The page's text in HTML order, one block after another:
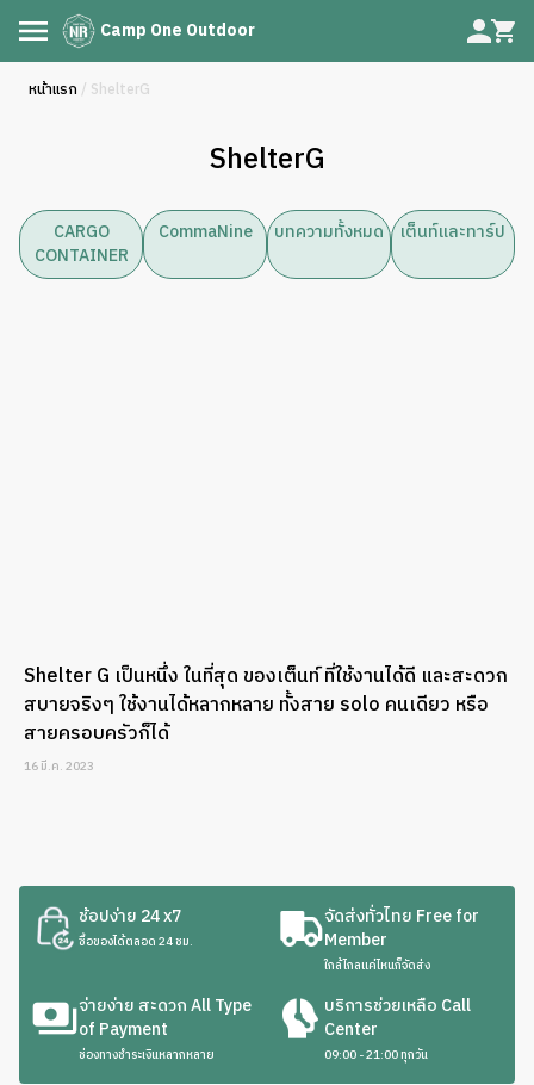
Camp One Outdoor
หน้าแรก / ShelterG
ShelterG
CARGO
CONTAINER
CommaNine บทความทั้งหมด เต็นท์และทาร์ป
Shelter G เป็นหนึ่ง ในที่สุด ของเต็นท์ ที่ใช้งานได้ดี และสะดวก
สบายจริงๆ ใช้งานได้หลากหลาย ทั้งสาย solo คนเดียว หรือ
สายครอบครัวก็ได้
16 มี.ค. 2023
ช้อปง่าย 24 x7
ซื้อของได้ตลอด 24 ชม.
จัดส่งทั่วไทย Free for
Member
ใกล้ไกลแค่ไหนก็จัดส่ง
จ่ายง่าย สะดวก All Type
of Payment
ช่องทางชำระเงินหลากหลาย
บริการช่วยเหลือ Call
Center
09:00 - 21:00 ทุกวัน